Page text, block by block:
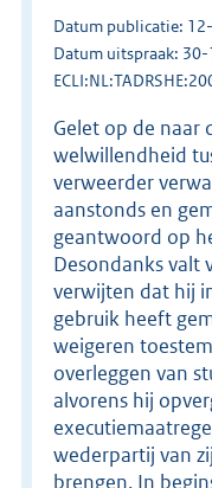
Datum publicatie:
Datum uitspraak:
Gelet op de naar
welwillendheid
verweerder
aanstonds en
geantwoord op
Desondanks valt
verwijten dat hij
gebruik heeft
weigeren
overleggen van
alvorens hij
wederpartij van
brengen. In